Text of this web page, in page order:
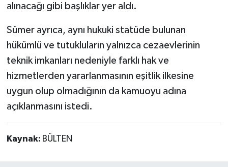
alınacağı gibi başlıklar yer aldı.
Sümer ayrıca, aynı hukuki statüde bulunan
hükümlü ve tutukluların yalnızca cezaevlerinin
teknik imkanları nedeniyle farklı hak ve
hizmetlerden yararlanmasının eşitlik ilkesine
uygun olup olmadığının da kamuoyu adına
açıklanmasını istedi.
Kaynak: BÜLTEN